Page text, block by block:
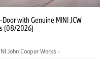
Door with Genuine MINI JCW
(08/2026)
John Cooper Works ·